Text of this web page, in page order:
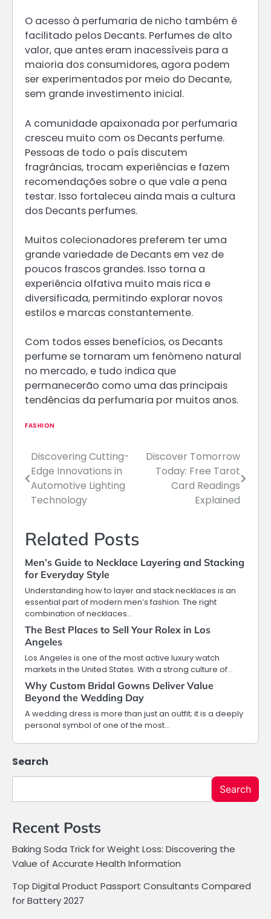
O acesso à perfumaria de nicho também é
facilitado pelos Decants. Perfumes de alto
valor, que antes eram inacessíveis para a
maioria dos consumidores, agora podem
ser experimentados por meio do Decante,
sem grande investimento inicial.
A comunidade apaixonada por perfumaria
cresceu muito com os Decants perfume.
Pessoas de todo o país discutem
fragrâncias, trocam experiências e fazem
recomendações sobre o que vale a pena
testar. Isso fortaleceu ainda mais a cultura
dos Decants perfumes.
Muitos colecionadores preferem ter uma
grande variedade de Decants em vez de
poucos frascos grandes. Isso torna a
experiência olfativa muito mais rica e
diversificada, permitindo explorar novos
estilos e marcas constantemente.
Com todos esses benefícios, os Decants
perfume se tornaram um fenômeno natural
no mercado, e tudo indica que
permanecerão como uma das principais
tendências da perfumaria por muitos anos.
FASHION
Post
navigation
Discovering Cutting-
Edge Innovations in
Automotive Lighting
Technology
Discover Tomorrow
Today: Free Tarot
Card Readings
Explained
Related Posts
Men’s Guide to Necklace Layering and Stacking
for Everyday Style
Understanding how to layer and stack necklaces is an
essential part of modern men’s fashion. The right
combination of necklaces…
The Best Places to Sell Your Rolex in Los
Angeles
Los Angeles is one of the most active luxury watch
markets in the United States. With a strong culture of…
Why Custom Bridal Gowns Deliver Value
Beyond the Wedding Day
A wedding dress is more than just an outfit; it is a deeply
personal symbol of one of the most…
Search
Search
Recent Posts
Baking Soda Trick for Weight Loss: Discovering the
Value of Accurate Health Information
Top Digital Product Passport Consultants Compared
for Battery 2027